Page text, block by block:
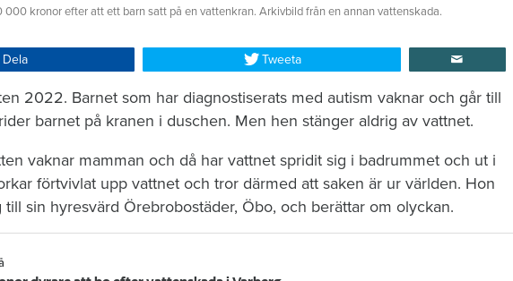
000 kronor efter att ett barn satt på en vattenkran. Arkivbild från en annan vattenskada.
Dela Tweeta
2022. Barnet som har diagnostiserats med autism vaknar och går till
barnet på kranen i duschen. Men hen stänger aldrig av vattnet.
vaknar mamman och då har vattnet spridit sig i badrummet och ut i
förtvivlat upp vattnet och tror därmed att saken är ur världen. Hon
sin hyresvärd Örebrobostäder, Öbo, och berättar om olyckan.